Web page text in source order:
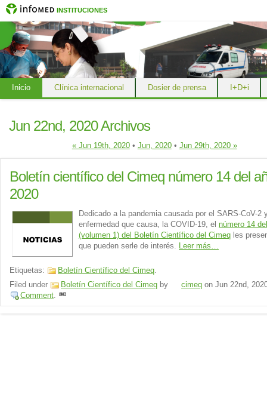
INSTITUCIONES
Inicio Clínica internacional Dosier de prensa I+D+i
Jun 22nd, 2020 Archivos
« Jun 19th, 2020• Jun, 2020• Jun 29th, 2020 »
Boletín científico del Cimeq número 14 del
2020
Dedicado a la pandemia causada por el SARS-CoV-2
enfermedad que causa, la COVID-19, el número 14
(volumen 1) del Boletín Científico del Cimeq les
que pueden serle de interés. Leer más…
Etiquetas: Boletín Científico del Cimeq.
Filed under
Boletín Científico del Cimeq by cimeq on Jun 22nd,
Comment.